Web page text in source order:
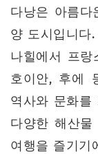
다낭은 아름
양 도시입니다
나힐에서 프
호이안, 후에
역사와 문화를
다양한 해산
여행을 즐기기